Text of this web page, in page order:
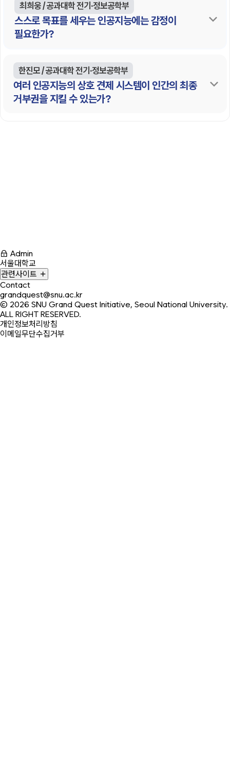
스스로 목표를 세우는 인공지능에는 감정이
필요한가?
최희웅 / 공과대학 전기∙정보공학부
여러 인공지능의 상호 견제 시스템이 인간의 최종
거부권을 지킬 수 있는가?
한진모 / 공과대학 전기∙정보공학부
Admin
서울대학교
관련사이트
Contact
grandquest@snu.ac.kr
© 2026 SNU Grand Quest Initiative, Seoul National University.
ALL RIGHT RESERVED.
개인정보처리방침
이메일무단수집거부